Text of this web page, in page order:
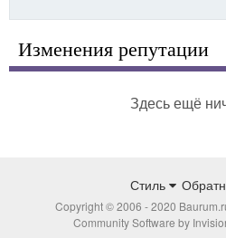
Изменения репутации
Здесь ещё
Стиль
Copyright © 2006 - 2020
Community Software by